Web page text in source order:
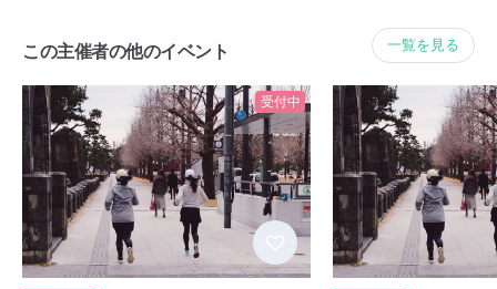
この主催者の他のイベント 一覧を見る
受付中